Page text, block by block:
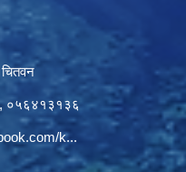
०५६४१३१३६
k...